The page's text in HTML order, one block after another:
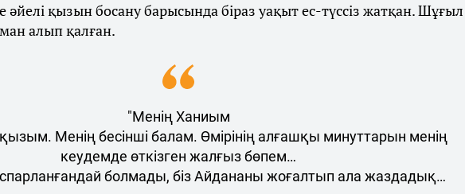
әйелі қызын босану барысында біраз уақыт ес-түссіз жатқан. Шұғыл
алып қалған.
"Менің Ханиым
Менің бесінші балам. Өмірінің алғашқы минуттарын менің
кеудемде өткізген жалғыз бөпем…
болмады, біз Айдананы жоғалтып ала жаздадық…